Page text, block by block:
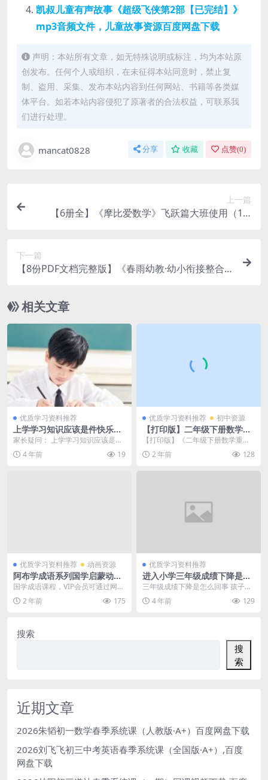
凯叔儿童有声故事《超级飞侠第2部【已完结】》
mp3音频文件，儿童故事资源百度网盘下载
声明：本站所有文章，如无特殊说明或标注，均为本站原
创发布。任何个人或组织，在未征得本站同意时，禁止复
制、盗用、采集、发布本站内容到任何网站、书籍等各类媒
体平台。如若本站内容侵犯了原著者的合法权益，可联系我
们进行处理。
mancat0828 分享 收藏 点赞(0)
上一篇
【6册全】《摩比爱数学》飞跃篇大班使用（1-6
下一篇
【8份PDF文档完整版】《春雨幼教·幼小衔接整合
学习教材电子版资料
相关文章
优质学习资料推荐
上学学习知识应该是件快乐的
事情，为什么小孩子不想去上
家长疑问： 上学学习知识应该是件
快乐的事情，为什么小孩子不想去
上学？我家10岁，...
4 年前 19
优质学习资料推荐 初中资源
【打印版】二年级下册数学重
要知识点每日晨读晚默（大小
版下载
【打印版】《二年级下册数学重要
知识点每日晨读晚默》是一份PDF
电子版文档，文件大...
2 年前 128
优质学习资料推荐 动画资源
阿布学成语系列国学启蒙动画
片学习视频百度网盘下载
国学成语课程，VIP会员可通过网盘
转存下载或者在线播放。本课程共3
95M，包含M...
2 年前 175
优质学习资料推荐
进入小学三年级成绩下降是怎
么回事
三年级成绩下降是怎么回事 孩子今
年读三年级，最近这一段时间时间
成绩下降的很厉害，...
4 年前 129
搜索
搜
索
近期文章
2026朱韬初一数学春季系统课（人教版·A+）百度网盘下载
2026刘飞飞初三中考英语春季系统课（全国版·A+）,百度
网盘下载